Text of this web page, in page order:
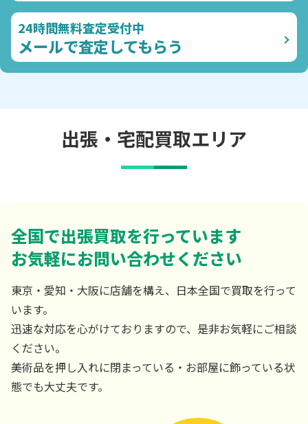
24時間無料査定受付中
メールで査定してもらう
出張・宅配買取エリア
全国で出張買取を行っています
お気軽にお問い合わせください
東京・愛知・大阪に店舗を構え、日本全国で買取を行って
います。
迅速な対応を心がけておりますので、是非お気軽にご相談
ください。
美術品を押し入れに閉まっている・お部屋に飾っている状
態でも大丈夫です。